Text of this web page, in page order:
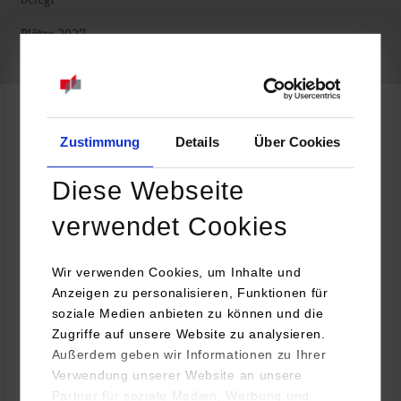
Zustimmung Details Über Cookies
Diese Webseite
verwendet Cookies
Wir verwenden Cookies, um Inhalte und
Anzeigen zu personalisieren, Funktionen für
soziale Medien anbieten zu können und die
Zugriffe auf unsere Website zu analysieren.
Außerdem geben wir Informationen zu Ihrer
Verwendung unserer Website an unsere
Partner für soziale Medien, Werbung und
Elektror airsystems GmbH
73760 Ostfildern
www.elektror.de
bewerbung@elektror.de